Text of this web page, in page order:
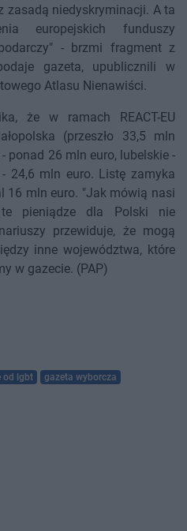
zasadą niedyskryminacji. A ta
europejskich funduszy
- brzmi fragment z
gazeta, upublicznili w
Atlasu Nienawiści.
że w ramach REACT-EU
(przeszło 33,5 mln
ponad 26 mln euro, lubelskie -
24,6 mln euro. Listę zamyka
16 mln euro. "Jak mówią nasi
pieniądze dla Polski nie
przewiduje, że mogą
inne województwa, które
w gazecie. (PAP)
od lgbt gazeta wyborcza